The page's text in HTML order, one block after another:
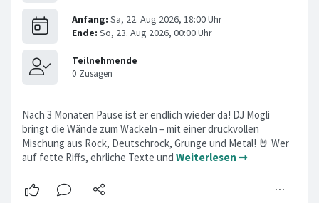
Nach 3 Monaten Pause ist er endlich wieder da! DJ Mogli
bringt die Wände zum Wackeln – mit einer druckvollen
Mischung aus Rock, Deutschrock, Grunge und Metal! 🤘 Wer
auf fette Riffs, ehrliche Texte und Weiterlesen ➞